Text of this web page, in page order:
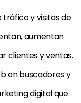
tráfico y visitas de
aumentan
clientes y ventas.
en buscadores y
digital que